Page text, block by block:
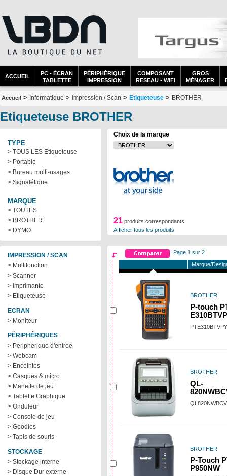
ACCUEIL
PC - ÉCRAN
TABLETTE
PÉRIPHÉRIQUE
IMPRESSION
COMPOSANT
RESEAU - WIFI
GROS
MÉNAGER
Accueil > Informatique > Impression / Scan > Etiqueteuse > BROTHER
Etiqueteuse BROTHER
TYPE
> TOUS LES Etiqueteuse
> Portable
> Bureau multi-usages
> Signalétique
MARQUE
> TOUTES
> BROTHER
> DYMO
IMPRESSION / SCAN
> Multifonction
> Scanner
> Imprimante
> Etiqueteuse
ECRAN
> Moniteur
PÉRIPHÉRIQUES
> Peripherique d'entree
> Webcam
> Enceintes
> Casques & micro
> Manette de jeu
> Tablette Graphique
> Onduleur
> Console de jeu
> Goodies
> Tapis de souris
STOCKAGE
> Stockage interne
> Disque Dur externe
Choix de la marque
21 produits correspondants
Afficher tous les produits
Page 1 sur 2
Marque/
BROTHER
P-touch
E310BTVP
BROTHER
QL-
BROTHER
P-Touch
P950NW